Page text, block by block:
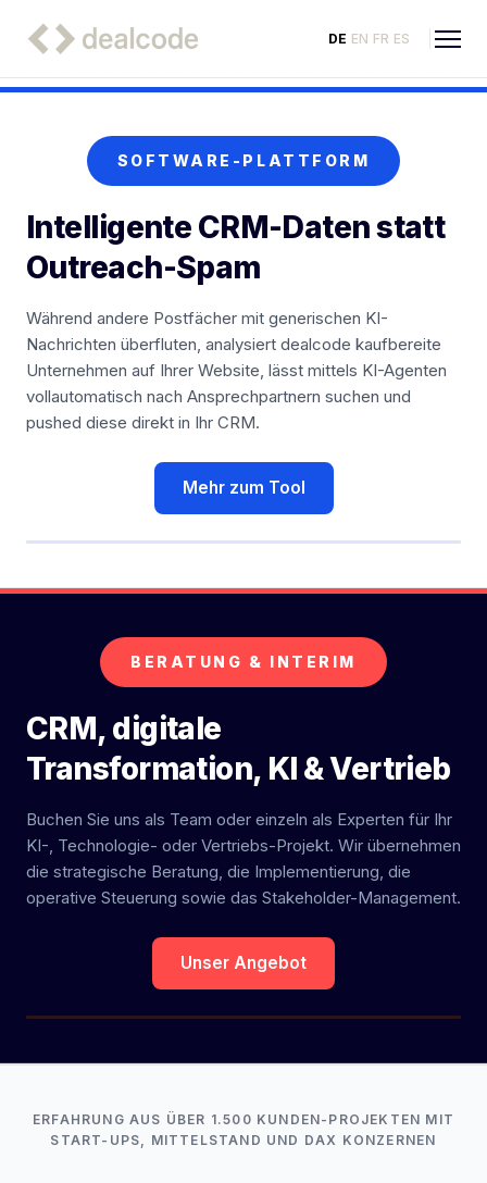
DE EN FR ES
SOFTWARE-PLATTFORM
Intelligente CRM-Daten statt
Outreach-Spam
Während andere Postfächer mit generischen KI-
Nachrichten überfluten, analysiert dealcode kaufbereite
Unternehmen auf Ihrer Website, lässt mittels KI-Agenten
vollautomatisch nach Ansprechpartnern suchen und
pushed diese direkt in Ihr CRM.
Mehr zum Tool
BERATUNG & INTERIM
CRM, digitale
Transformation, KI & Vertrieb
Buchen Sie uns als Team oder einzeln als Experten für Ihr
KI-, Technologie- oder Vertriebs-Projekt. Wir übernehmen
die strategische Beratung, die Implementierung, die
operative Steuerung sowie das Stakeholder-Management.
Unser Angebot
ERFAHRUNG AUS ÜBER 1.500 KUNDEN-PROJEKTEN MIT
START-UPS, MITTELSTAND UND DAX KONZERNEN